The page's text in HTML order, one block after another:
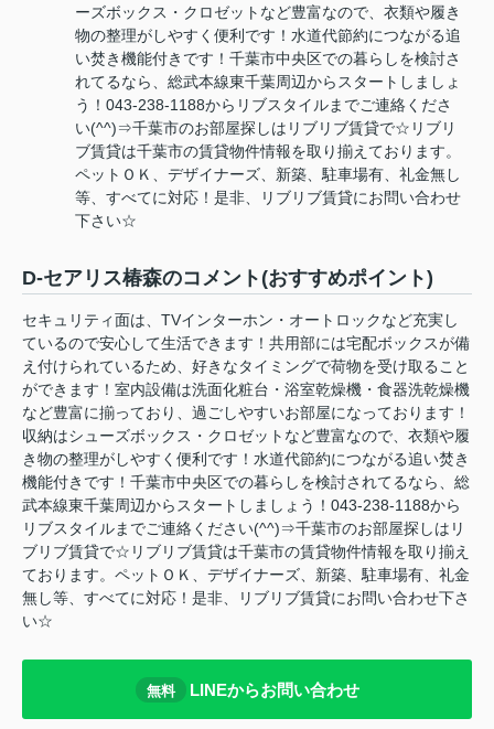
ーズボックス・クロゼットなど豊富なので、衣類や履き
物の整理がしやすく便利です！水道代節約につながる追
い焚き機能付きです！千葉市中央区での暮らしを検討さ
れてるなら、総武本線東千葉周辺からスタートしましょ
う！043-238-1188からリブスタイルまでご連絡くださ
い(^^)⇒千葉市のお部屋探しはリブリブ賃貸で☆リブリ
ブ賃貸は千葉市の賃貸物件情報を取り揃えております。
ペットＯＫ、デザイナーズ、新築、駐車場有、礼金無し
等、すべてに対応！是非、リブリブ賃貸にお問い合わせ
下さい☆
D-セアリス椿森のコメント(おすすめポイント)
セキュリティ面は、TVインターホン・オートロックなど充実し
ているので安心して生活できます！共用部には宅配ボックスが備
え付けられているため、好きなタイミングで荷物を受け取ること
ができます！室内設備は洗面化粧台・浴室乾燥機・食器洗乾燥機
など豊富に揃っており、過ごしやすいお部屋になっております！
収納はシューズボックス・クロゼットなど豊富なので、衣類や履
き物の整理がしやすく便利です！水道代節約につながる追い焚き
機能付きです！千葉市中央区での暮らしを検討されてるなら、総
武本線東千葉周辺からスタートしましょう！043-238-1188から
リブスタイルまでご連絡ください(^^)⇒千葉市のお部屋探しはリ
ブリブ賃貸で☆リブリブ賃貸は千葉市の賃貸物件情報を取り揃え
ております。ペットＯＫ、デザイナーズ、新築、駐車場有、礼金
無し等、すべてに対応！是非、リブリブ賃貸にお問い合わせ下さ
い☆
無料 LINEからお問い合わせ